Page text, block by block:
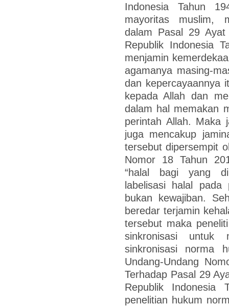
Indonesia Tahun
mayoritas muslim,
dalam Pasal 29 Ayat
Republik Indonesia
menjamin
agamanya masing-
dan kepercayaannya
kepada Allah dan
dalam hal memakan
perintah Allah. Maka
juga mencakup
tersebut dipersempit
Nomor 18 Tahun
“halal bagi yang
labelisasi halal pada
bukan kewajiban.
beredar terjamin
tersebut maka
sinkronisasi untuk
sinkronisasi norma
Undang-Undang
Terhadap Pasal 29
Republik Indonesia
penelitian hukum